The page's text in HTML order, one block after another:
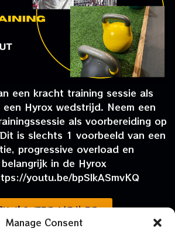
Manage Consent
een kracht training sessie als
Hyrox wedstrijd. Neem een
als voorbereiding op
is slechts 1 voorbeeld van een
progressive overload en
in de Hyrox
youtu.be/bpSlkASmvKQ
me hier